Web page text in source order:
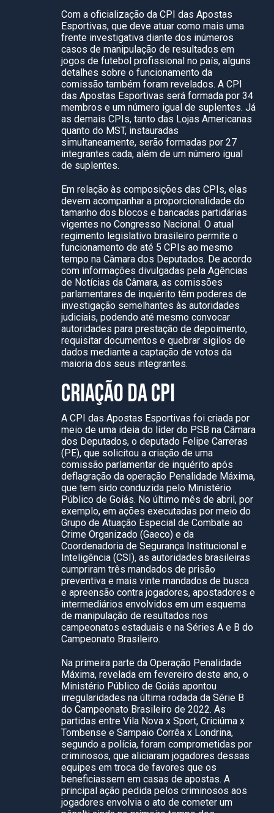
Com a oficialização da CPI das Apostas
Esportivas, que deve atuar como mais uma
frente investigativa diante dos inúmeros
casos de manipulação de resultados em
jogos de futebol profissional no país, alguns
detalhes sobre o funcionamento da
comissão também foram revelados. A CPI
das Apostas Esportivas será formada por 34
membros e um número igual de suplentes. Já
as demais CPIs, tanto das Lojas Americanas
quanto do MST, instauradas
simultaneamente, serão formadas por 27
integrantes cada, além de um número igual
de suplentes.
Em relação às composições das CPIs, elas
devem acompanhar a proporcionalidade do
tamanho dos blocos e bancadas partidárias
vigentes no Congresso Nacional. O atual
regimento legislativo brasileiro permite o
funcionamento de até 5 CPIs ao mesmo
tempo na Câmara dos Deputados. De acordo
com informações divulgadas pela Agências
de Notícias da Câmara, as comissões
parlamentares de inquérito têm poderes de
investigação semelhantes às autoridades
judiciais, podendo até mesmo convocar
autoridades para prestação de depoimento,
requisitar documentos e quebrar sigilos de
dados mediante a captação de votos da
maioria dos seus integrantes.
CRIAÇÃO DA CPI
A CPI das Apostas Esportivas foi criada por
meio de uma ideia do líder do PSB na Câmara
dos Deputados, o deputado Felipe Carreras
(PE), que solicitou a criação de uma
comissão parlamentar de inquérito após
deflagração da operação Penalidade Máxima,
que tem sido conduzida pelo Ministério
Público de Goiás. No último mês de abril, por
exemplo, em ações executadas por meio do
Grupo de Atuação Especial de Combate ao
Crime Organizado (Gaeco) e da
Coordenadoria de Segurança Institucional e
Inteligência (CSI), as autoridades brasileiras
cumpriram três mandados de prisão
preventiva e mais vinte mandados de busca
e apreensão contra jogadores, apostadores e
intermediários envolvidos em um esquema
de manipulação de resultados nos
campeonatos estaduais e na Séries A e B do
Campeonato Brasileiro.
Na primeira parte da Operação Penalidade
Máxima, revelada em fevereiro deste ano, o
Ministério Público de Goiás apontou
irregularidades na última rodada da Série B
do Campeonato Brasileiro de 2022. As
partidas entre Vila Nova x Sport, Criciúma x
Tombense e Sampaio Corrêa x Londrina,
segundo a polícia, foram comprometidas por
criminosos, que aliciaram jogadores dessas
equipes em troca de favores que os
beneficiassem em casas de apostas. A
principal ação pedida pelos criminosos aos
jogadores envolvia o ato de cometer um